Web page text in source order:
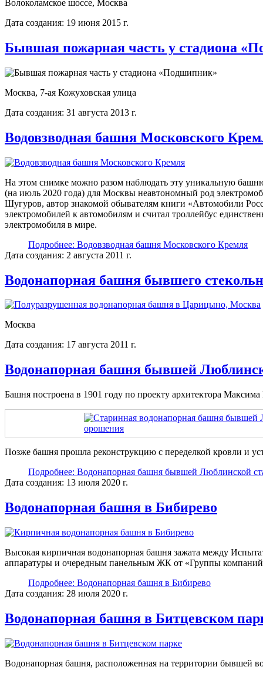
Волоколамское шоссе, Москва
Дата создания: 19 июня 2015 г.
Бывшая пожарная часть у стадиона
Москва, 7-ая Кожуховская улица
Дата создания: 31 августа 2013 г.
Водовзводная башня Московского
На этом снимке можно разом наблюдать эту уникальную
(на июль 2020 года) для Москвы неавтономный род
Шугуров, автор знакомой обывателям книги «Автомобили
электромобилей к автомобилям и считал троллейбус
электромобиля в мире.
Подробнее: Водовзводная башня Московского Кремля
Дата создания: 2 августа 2011 г.
Водонапорная башня бывшего
Москва
Дата создания: 17 августа 2011 г.
Водонапорная башня бывшей
Башня построена в 1901 году по проекту архитектора
Позже башня прошла реконструкцию с переделкой кровли и
Подробнее: Водонапорная башня бывшей Люблинской
Дата создания: 13 июля 2020 г.
Водонапорная башня в Бибирево
Высокая кирпичная водонапорная башня зажата между
аппаратуры и очередным панельным ЖК от «Группы
Подробнее: Водонапорная башня в Бибирево
Дата создания: 28 июля 2020 г.
Водонапорная башня в Битцевском
Водонапорная башня, расположенная на территории бывшей